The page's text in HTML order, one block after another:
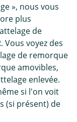
», nous vous
plus
de
Vous voyez des
de remorque
amovibles,
enlevée.
si l'on voit
(si présent) de